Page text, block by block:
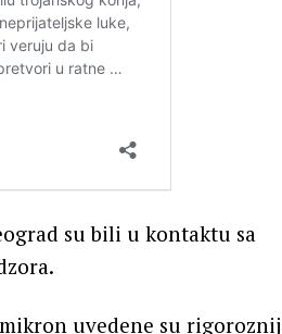
su bili u kontaktu sa
uvedene su